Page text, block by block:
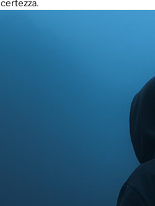
certezza.